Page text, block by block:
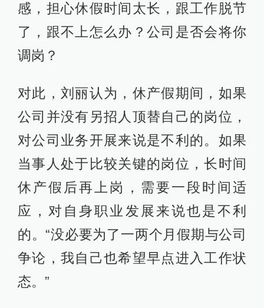
感，担心休假时间太长，跟工作脱节
了，跟不上怎么办？公司是否会将你
调岗？
对此，刘丽认为，休产假期间，如果
公司并没有另招人顶替自己的岗位，
对公司业务开展来说是不利的。如果
当事人处于比较关键的岗位，长时间
休产假后再上岗，需要一段时间适
应，对自身职业发展来说也是不利
的。“没必要为了一两个月假期与公司
争论，我自己也希望早点进入工作状
态。”